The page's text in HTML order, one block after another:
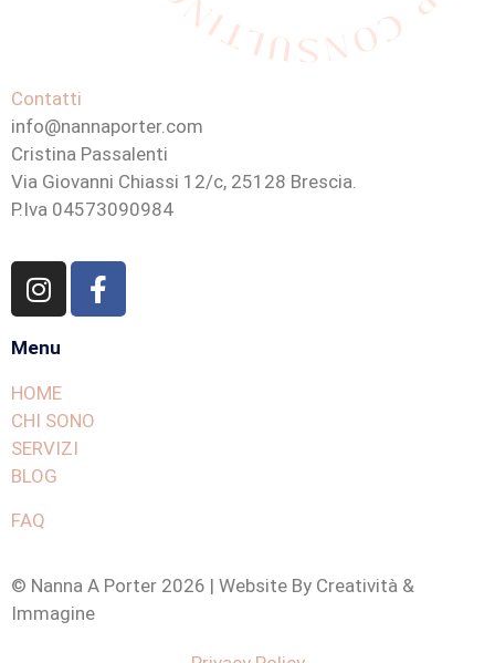
Contatti
info@nannaporter.com
Cristina Passalenti
Via Giovanni Chiassi 12/c, 25128 Brescia.
P.Iva 04573090984
Menu
HOME
CHI SONO
SERVIZI
BLOG
FAQ
© Nanna A Porter 2026 | Website By Creatività &
Immagine